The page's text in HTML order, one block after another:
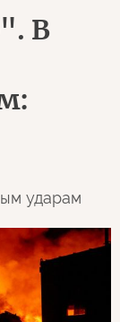
В
ударам